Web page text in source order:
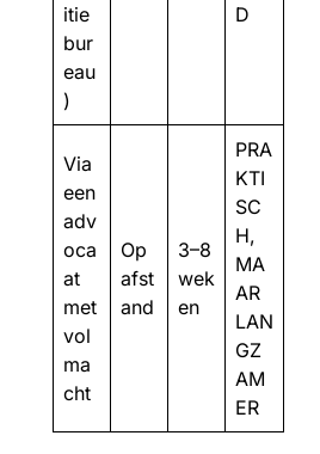
itie
bur
eau
)
D
Via
een
adv
oca
at
met
vol
ma
cht
Op
afst
and
3–8
wek
en
PRA
KTI
SC
H,
MA
AR
LAN
GZ
AM
ER